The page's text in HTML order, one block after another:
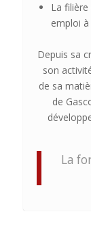
La
emploi à
Depuis sa
son
de sa
de
La